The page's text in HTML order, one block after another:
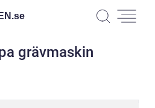
se
grävmaskin